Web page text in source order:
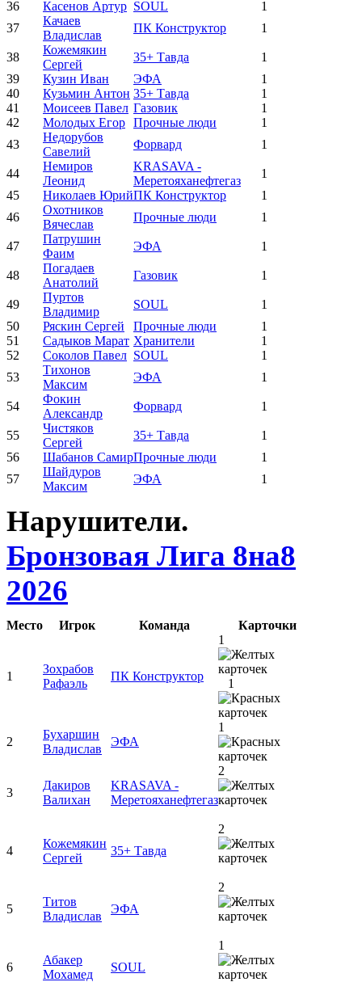
36 Касенов Артур SOUL
1
37
Качаев
Владислав
ПК Конструктор 1
38
Кожемякин
Сергей
35+ Тавда
1
39
Кузин Иван ЭФА
1
40
Кузьмин Антон 35+ Тавда
1
41
Моисеев Павел Газовик
1
42
Молодых Егор Прочные люди
1
43
Недорубов
Савелий
Форвард 1
44
Немиров
Леонид
KRASAVA -
Меретояханефтегаз
1
45
Николаев ЮрийПК Конструктор
1
46
Охотников
Вячеслав
Прочные люди 1
47
Патрушин
Фаим
ЭФА 1
48
Погадаев
Анатолий
Газовик 1
49
Пуртов
Владимир
SOUL
1
50
Ряскин Сергей Прочные люди
1
51
Садыков Марат Хранители
1
52
Соколов Павел SOUL
1
53
Тихонов
Максим
ЭФА 1
54
Фокин
Александр
Форвард 1
55
Чистяков
Сергей
35+ Тавда
1
56
Шабанов СамирПрочные люди
1
57
Шайдуров
Максим
ЭФА 1
Нарушители.
Бронзовая Лига 8на8
2026
Место Игрок Команда Карточки
1
Зохрабов
Рафаэль
ПК Конструктор
1
1
2
Бухаршин
Владислав
ЭФА
1
3
Дакиров
Валихан
KRASAVA -
Меретояханефтегаз
2
4
Кожемякин
Сергей
35+ Тавда
2
5
Титов
Владислав
ЭФА
2
6
Абакер
Мохамед
SOUL
1